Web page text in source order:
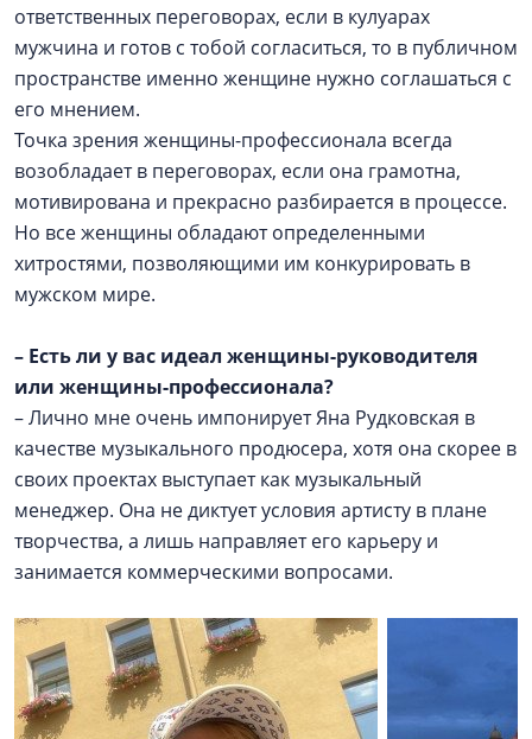
ответственных переговорах, если в кулуарах
мужчина и готов с тобой согласиться, то в публичном
пространстве именно женщине нужно соглашаться с
его мнением.
Точка зрения женщины-профессионала всегда
возобладает в переговорах, если она грамотна,
мотивирована и прекрасно разбирается в процессе.
Но все женщины обладают определенными
хитростями, позволяющими им конкурировать в
мужском мире.
– Есть ли у вас идеал женщины-руководителя
или женщины-профессионала?
– Лично мне очень импонирует Яна Рудковская в
качестве музыкального продюсера, хотя она скорее в
своих проектах выступает как музыкальный
менеджер. Она не диктует условия артисту в плане
творчества, а лишь направляет его карьеру и
занимается коммерческими вопросами.